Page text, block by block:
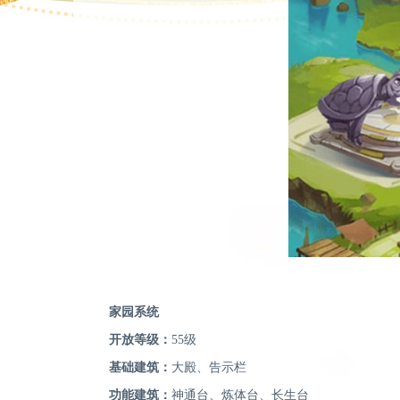
家园系统
开放等级： 55级
基础建筑： 大殿、告示栏
功能建筑： 神通台、炼体台、长生台